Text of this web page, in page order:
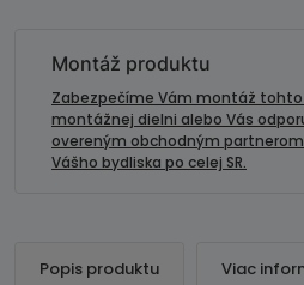
FAKRA
samec
FAKRA
Montáž produktu
Zabezpečíme Vám montáž
montážnej dielni alebo Vás
overeným obchodným
Vášho bydliska po celej SR.
Popis produktu Viac